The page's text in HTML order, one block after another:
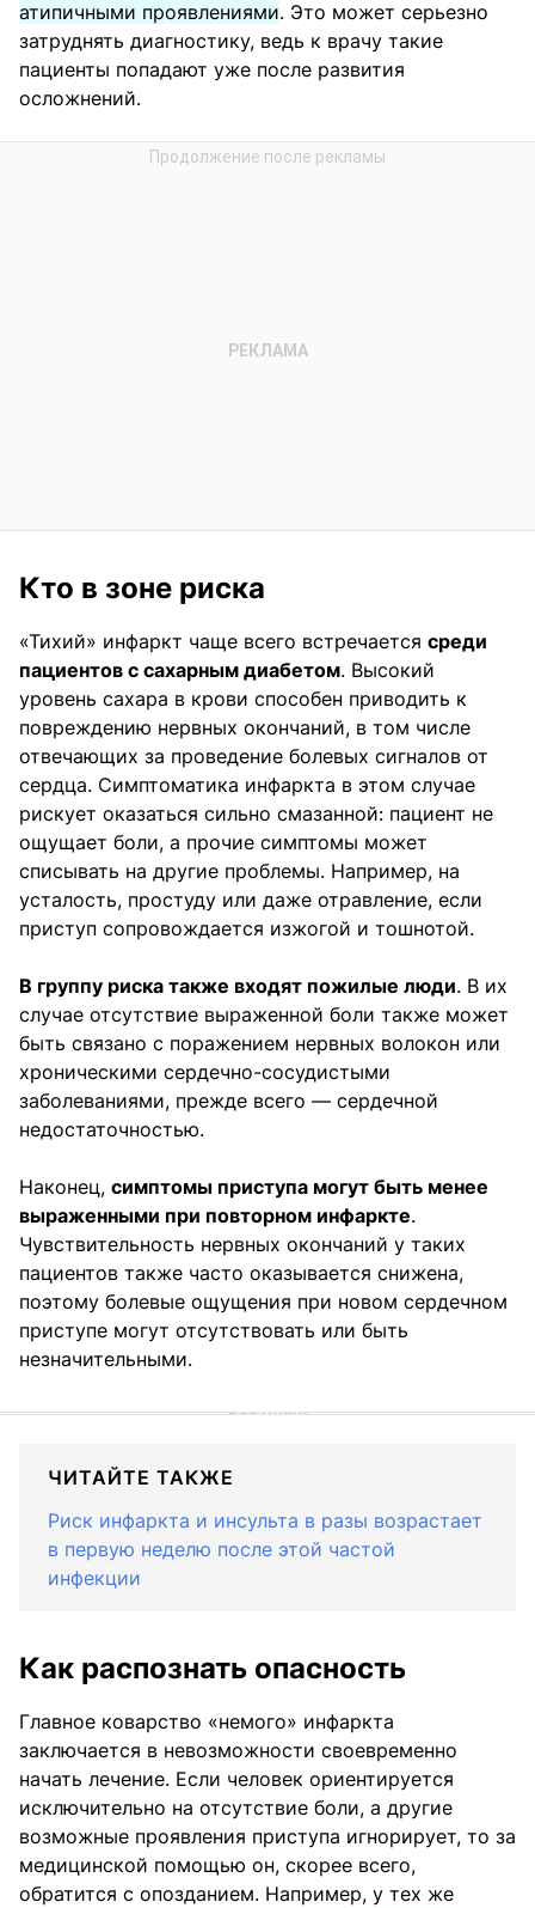
атипичными проявлениями. Это может серьезно
затруднять диагностику, ведь к врачу такие
пациенты попадают уже после развития
осложнений.
Кто в зоне риска
«Тихий» инфаркт чаще всего встречается среди
пациентов с сахарным диабетом. Высокий
уровень сахара в крови способен приводить к
повреждению нервных окончаний, в том числе
отвечающих за проведение болевых сигналов от
сердца. Симптоматика инфаркта в этом случае
рискует оказаться сильно смазанной: пациент не
ощущает боли, а прочие симптомы может
списывать на другие проблемы. Например, на
усталость, простуду или даже отравление, если
приступ сопровождается изжогой и тошнотой.
В группу риска также входят пожилые люди. В их
случае отсутствие выраженной боли также может
быть связано с поражением нервных волокон или
хроническими сердечно-сосудистыми
заболеваниями, прежде всего — сердечной
недостаточностью.
Наконец, симптомы приступа могут быть менее
выраженными при повторном инфаркте.
Чувствительность нервных окончаний у таких
пациентов также часто оказывается снижена,
поэтому болевые ощущения при новом сердечном
приступе могут отсутствовать или быть
незначительными.
ЧИТАЙТЕ ТАКЖЕ
Риск инфаркта и инсульта в разы возрастает
в первую неделю после этой частой
инфекции
Как распознать опасность
Главное коварство «немого» инфаркта
заключается в невозможности своевременно
начать лечение. Если человек ориентируется
исключительно на отсутствие боли, а другие
возможные проявления приступа игнорирует, то за
медицинской помощью он, скорее всего,
обратится с опозданием. Например, у тех же